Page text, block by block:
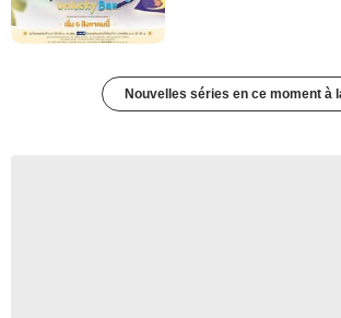
Nouvelles séries en ce moment à